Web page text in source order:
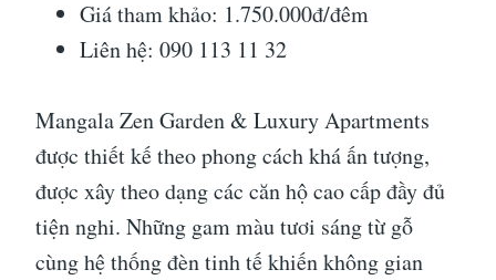
Giá tham khảo: 1.750.000đ/đêm
Liên hệ: 090 113 11 32
Mangala Zen Garden & Luxury Apartments
được thiết kế theo phong cách khá ấn tượng,
được xây theo dạng các căn hộ cao cấp đầy đủ
tiện nghi. Những gam màu tươi sáng từ gỗ
cùng hệ thống đèn tinh tế khiến không gian